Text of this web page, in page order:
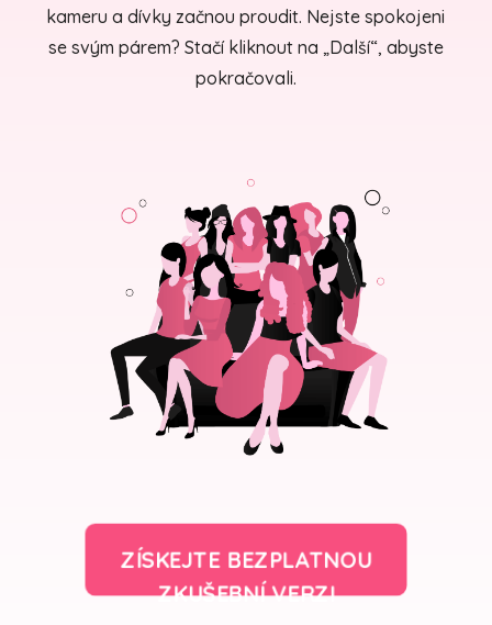
kameru a dívky začnou proudit. Nejste spokojeni
se svým párem? Stačí kliknout na „Další“, abyste
pokračovali.
ZÍSKEJTE BEZPLATNOU
ZKUŠEBNÍ VERZI